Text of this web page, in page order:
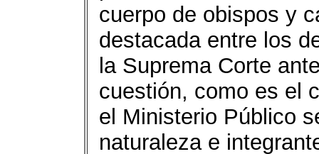
cuerpo de obispos y
destacada entre los
la Suprema Corte
cuestión, como es el
el Ministerio Público
naturaleza e